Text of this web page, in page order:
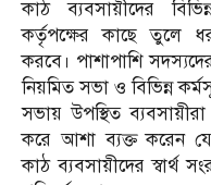
কাঠ ব্যবসায়ীদের
কর্তৃপক্ষের কাছে তুলে
করবে। পাশাপাশি
নিয়মিত সভা ও বিভিন্ন
সভায় উপস্থিত
করে আশা ব্যক্ত করেন
কাঠ ব্যবসায়ীদের স্বার্থ